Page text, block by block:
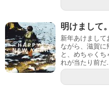
明けまして
新年あけまして
ながら、滋賀
と、めちゃく
れが当たり前だ